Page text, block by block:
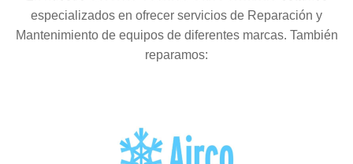
especializados en ofrecer servicios de Reparación y
Mantenimiento de equipos de diferentes marcas. También
reparamos: